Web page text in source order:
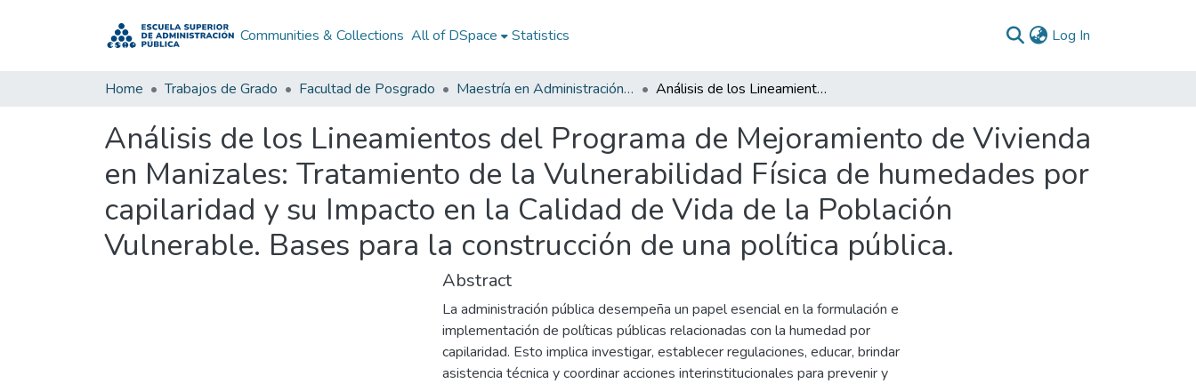
Communities & Collections All of DSpace Statistics Log In
Home Trabajos de Grado Facultad de Posgrado Maestría en Administración Pública Análisis de los Lineamientos del Programa de Mejoramiento de Vivienda en Manizales: Tratamiento de la Vulnerabilidad Física de humedades por capilaridad y su Impacto en la Calidad de Vida de la Población Vulnerable. Bases para la construcción de una política pública.
Análisis de los Lineamientos del Programa de Mejoramiento de Vivienda
en Manizales: Tratamiento de la Vulnerabilidad Física de humedades por
capilaridad y su Impacto en la Calidad de Vida de la Población
Vulnerable. Bases para la construcción de una política pública.
Abstract
La administración pública desempeña un papel esencial en la formulación e
implementación de políticas públicas relacionadas con la humedad por
capilaridad. Esto implica investigar, establecer regulaciones, educar, brindar
asistencia técnica y coordinar acciones interinstitucionales para prevenir y